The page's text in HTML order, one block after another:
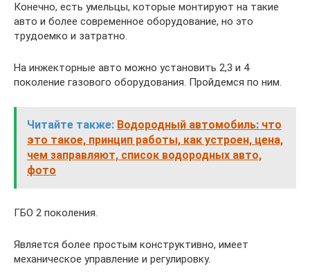
Конечно, есть умельцы, которые монтируют на такие
авто и более современное оборудование, но это
трудоемко и затратно.
На инжекторные авто можно установить 2,3 и 4
поколение газового оборудования. Пройдемся по ним.
Читайте также: Водородный автомобиль: что
это такое, принцип работы, как устроен, цена,
чем заправляют, список водородных авто,
фото
ГБО 2 поколения.
Является более простым конструктивно, имеет
механическое управление и регулировку.